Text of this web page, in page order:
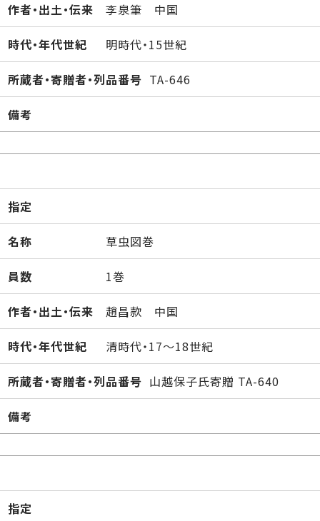
作者・出土・伝来 李泉筆 中国
時代・年代世紀 明時代・15世紀
所蔵者・寄贈者・列品番号 TA-646
備考
指定
名称 草虫図巻
員数 1巻
作者・出土・伝来 趙昌款 中国
時代・年代世紀 清時代・17～18世紀
所蔵者・寄贈者・列品番号 山越保子氏寄贈 TA-640
備考
指定